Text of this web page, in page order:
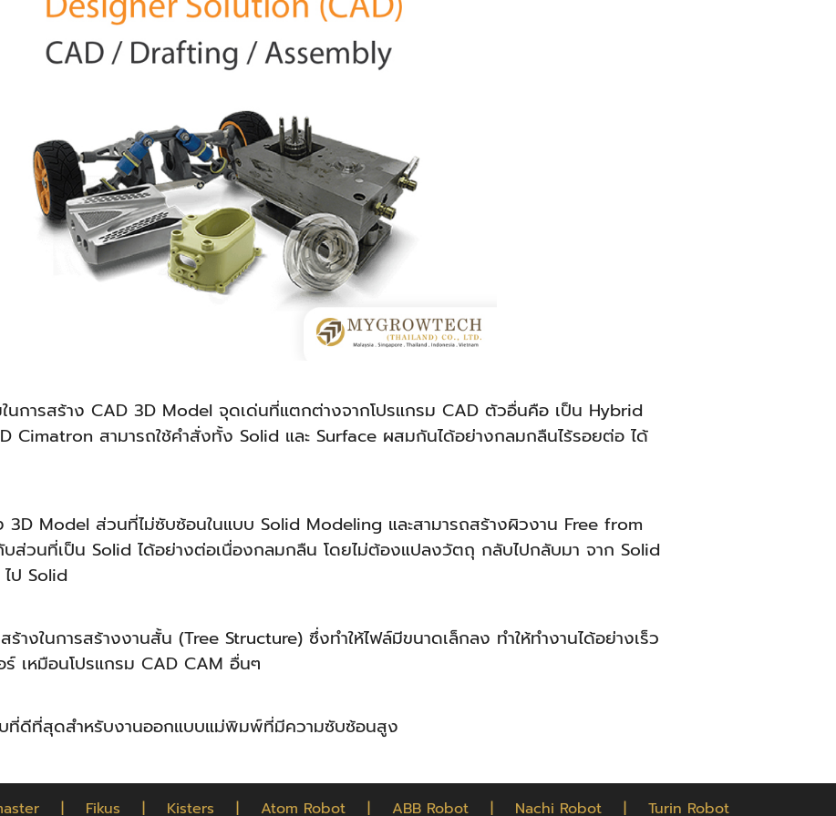
ในการสร้าง CAD 3D Model จุดเด่นที่แตกต่างจากโปรแกรม CAD ตัวอื่นคือ เป็น Hybrid
สามารถใช้คำสั่งทั้ง Solid และ Surface ผสมกันได้อย่างกลมกลืนไร้รอยต่อ ได้
3D Model ส่วนที่ไม่ซับซ้อนในแบบ Solid Modeling และสามารถสร้างผิวงาน Free from
ส่วนที่เป็น Solid ได้อย่างต่อเนื่องกลมกลืน โดยไม่ต้องแปลงวัตถุ กลับไปกลับมา จาก Solid
ป Solid
ร้างในการสร้างงานสั้น (Tree Structure) ซึ่งทำให้ไฟล์มีขนาดเล็กลง ทำให้ทำงานได้อย่างเร็ว
เหมือนโปรแกรม CAD CAM อื่นๆ
ที่ดีที่สุดสำหรับงานออกแบบแม่พิมพ์ที่มีความซับซ้อนสูง
| Fikus | Kisters | Atom Robot| ABB Robot | Nachi Robot| Turin Robot